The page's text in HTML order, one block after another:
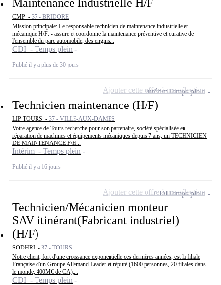
Maintenance Industrielle H/F
CMP - 37 - BRIDORE
Mission principale: Le responsable technicien de maintenance industrielle et
mécanique H/F: - assure et coordonne la maintenance préventive et curative de
l'ensemble du parc automobile, des engins...
CDI - Temps plein
Publié il y a plus de 30 jours
Technicien maintenance (H/F)
LIP TOURS - 37 - VILLE-AUX-DAMES
Votre agence de Tours recherche pour son partenaire, société spécialisée en
réparation de machines et équipements mécaniques depuis 7 ans, un TECHNICIEN
DE MAINTENANCE F/H...
Intérim - Temps plein
Publié il y a 16 jours
IntérimTemps plein
Ajouter cette offre à ma sélection
Technicien/Mécanicien monteur
SAV itinérant(Fabricant industriel)
(H/F)
SODHRI - 37 - TOURS
Notre client, fort d'une croissance exponentielle ces dernières années, est la filiale
Française d'un Groupe Allemand Leader et réputé (1600 personnes, 20 filiales dans
le monde, 400M€ de CA),...
CDI - Temps plein
CDITemps plein
Ajouter cette offre à ma sélection